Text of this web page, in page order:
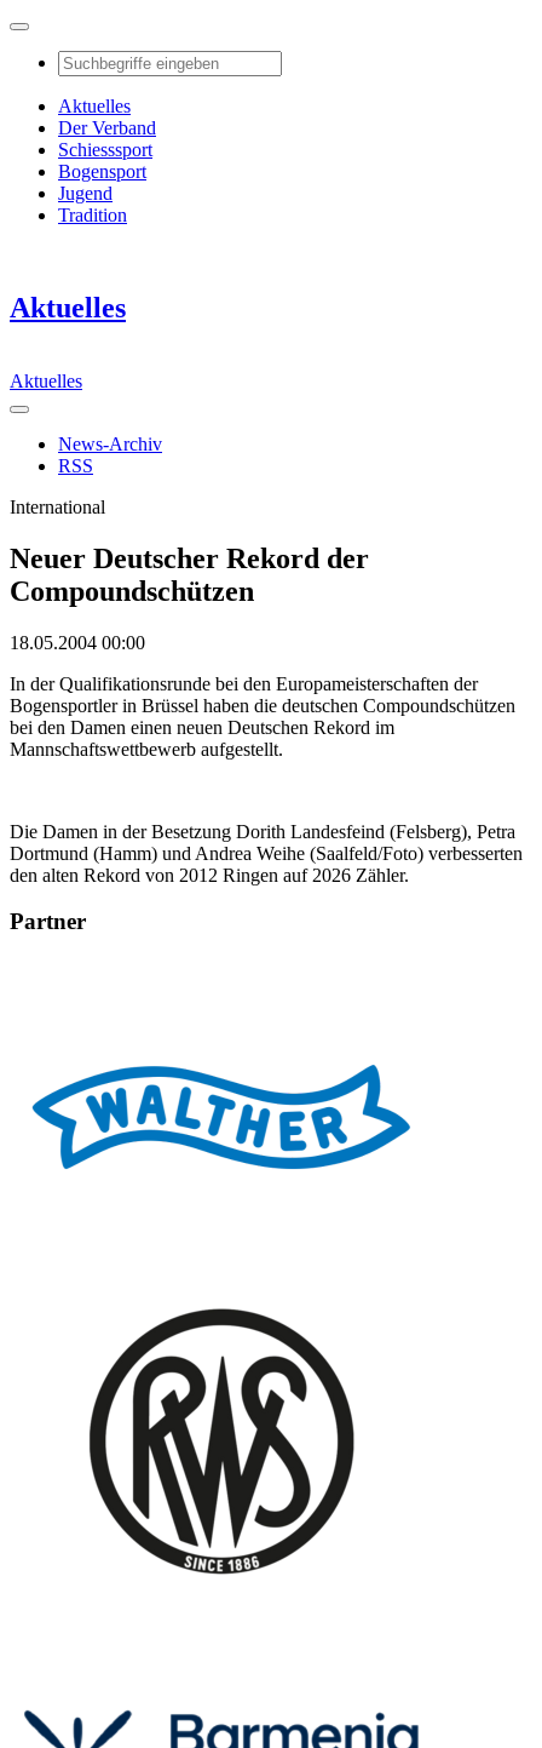
Aktuelles
Der Verband
Schiesssport
Bogensport
Jugend
Tradition
Aktuelles
Aktuelles
News-Archiv
RSS
International
Neuer Deutscher Rekord der
Compoundschützen
18.05.2004 00:00
In der Qualifikationsrunde bei den Europameisterschaften der
Bogensportler in Brüssel haben die deutschen Compoundschützen
bei den Damen einen neuen Deutschen Rekord im
Mannschaftswettbewerb aufgestellt.
Die Damen in der Besetzung Dorith Landesfeind (Felsberg), Petra
Dortmund (Hamm) und Andrea Weihe (Saalfeld/Foto) verbesserten
den alten Rekord von 2012 Ringen auf 2026 Zähler.
Partner